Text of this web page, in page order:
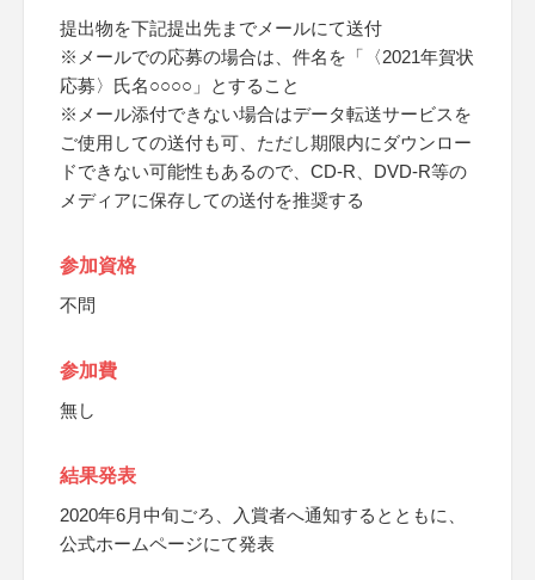
提出物を下記提出先までメールにて送付
※メールでの応募の場合は、件名を「〈2021年賀状
応募〉氏名○○○○」とすること
※メール添付できない場合はデータ転送サービスを
ご使用しての送付も可、ただし期限内にダウンロー
ドできない可能性もあるので、CD-R、DVD-R等の
メディアに保存しての送付を推奨する
参加資格
不問
参加費
無し
結果発表
2020年6月中旬ごろ、入賞者へ通知するとともに、
公式ホームページにて発表